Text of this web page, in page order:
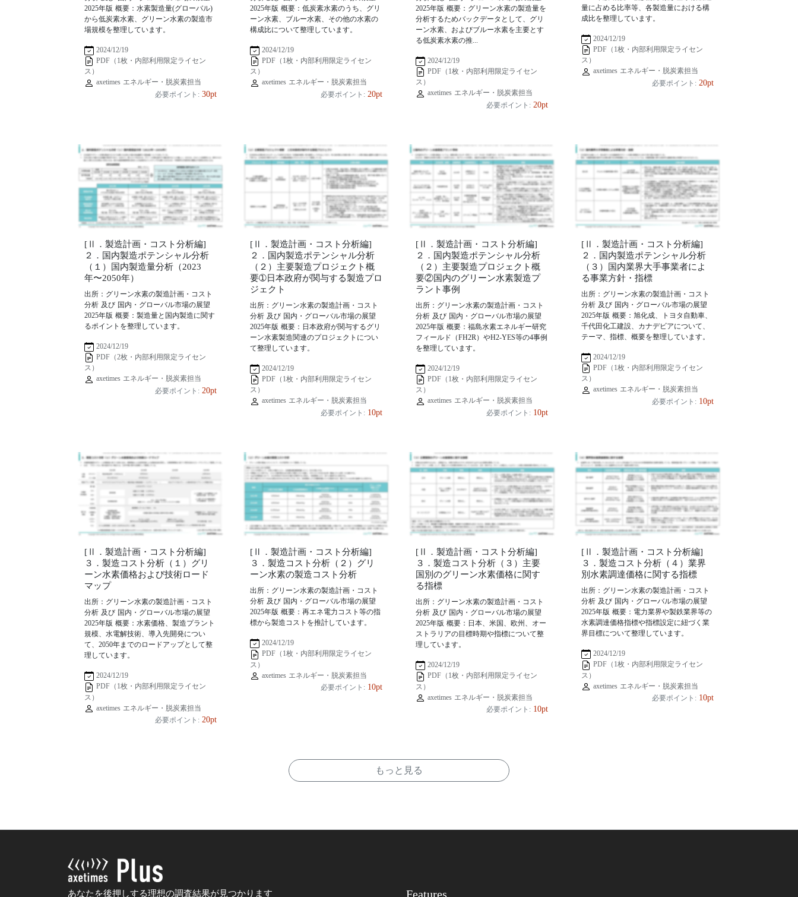
2025年版 概要：水素製造量(グローバル)
から低炭素水素、グリーン水素の製造市
場規模を整理しています。
2024/12/19
PDF（1枚・内部利用限定ライセン
ス）
axetimes エネルギー・脱炭素担当
必要ポイント: 30pt
2025年版 概要：低炭素水素のうち、グリ
ーン水素、ブルー水素、その他の水素の
構成比について整理しています。
2024/12/19
PDF（1枚・内部利用限定ライセン
ス）
axetimes エネルギー・脱炭素担当
必要ポイント: 20pt
2025年版 概要：グリーン水素の製造量を
分析するためバックデータとして、グリ
ーン水素、およびブルー水素を主要とす
る低炭素水素の推...
2024/12/19
PDF（1枚・内部利用限定ライセン
ス）
axetimes エネルギー・脱炭素担当
必要ポイント: 20pt
量に占める比率等、各製造量における構
成比を整理しています。
2024/12/19
PDF（1枚・内部利用限定ライセン
ス）
axetimes エネルギー・脱炭素担当
必要ポイント: 20pt
[Ⅱ．製造計画・コスト分析編]
２．国内製造ポテンシャル分析
（１）国内製造量分析（2023
年〜2050年）
出所：グリーン水素の製造計画・コスト
分析 及び 国内・グローバル市場の展望
2025年版 概要：製造量と国内製造に関す
るポイントを整理しています。
2024/12/19
PDF（2枚・内部利用限定ライセン
ス）
axetimes エネルギー・脱炭素担当
必要ポイント: 20pt
[Ⅱ．製造計画・コスト分析編]
２．国内製造ポテンシャル分析
（２）主要製造プロジェクト概
要➀日本政府が関与する製造プロ
ジェクト
出所：グリーン水素の製造計画・コスト
分析 及び 国内・グローバル市場の展望
2025年版 概要：日本政府が関与するグリ
ーン水素製造関連のプロジェクトについ
て整理しています。
2024/12/19
PDF（1枚・内部利用限定ライセン
ス）
axetimes エネルギー・脱炭素担当
必要ポイント: 10pt
[Ⅱ．製造計画・コスト分析編]
２．国内製造ポテンシャル分析
（２）主要製造プロジェクト概
要②国内のグリーン水素製造プ
ラント事例
出所：グリーン水素の製造計画・コスト
分析 及び 国内・グローバル市場の展望
2025年版 概要：福島水素エネルギー研究
フィールド（FH2R）やH2-YES等の4事例
を整理しています。
2024/12/19
PDF（1枚・内部利用限定ライセン
ス）
axetimes エネルギー・脱炭素担当
必要ポイント: 10pt
[Ⅱ．製造計画・コスト分析編]
２．国内製造ポテンシャル分析
（３）国内業界大手事業者によ
る事業方針・指標
出所：グリーン水素の製造計画・コスト
分析 及び 国内・グローバル市場の展望
2025年版 概要：旭化成、トヨタ自動車、
千代田化工建設、カナデビアについて、
テーマ、指標、概要を整理しています。
2024/12/19
PDF（1枚・内部利用限定ライセン
ス）
axetimes エネルギー・脱炭素担当
必要ポイント: 10pt
[Ⅱ．製造計画・コスト分析編]
３．製造コスト分析（１）グリ
ーン水素価格および技術ロード
マップ
出所：グリーン水素の製造計画・コスト
分析 及び 国内・グローバル市場の展望
2025年版 概要：水素価格、製造プラント
規模、水電解技術、導入先開発につい
て、2050年までのロードアップとして整
理しています。
2024/12/19
PDF（1枚・内部利用限定ライセン
ス）
axetimes エネルギー・脱炭素担当
必要ポイント: 20pt
[Ⅱ．製造計画・コスト分析編]
３．製造コスト分析（２）グリ
ーン水素の製造コスト分析
出所：グリーン水素の製造計画・コスト
分析 及び 国内・グローバル市場の展望
2025年版 概要：再エネ電力コスト等の指
標から製造コストを推計しています。
2024/12/19
PDF（1枚・内部利用限定ライセン
ス）
axetimes エネルギー・脱炭素担当
必要ポイント: 10pt
[Ⅱ．製造計画・コスト分析編]
３．製造コスト分析（３）主要
国別のグリーン水素価格に関す
る指標
出所：グリーン水素の製造計画・コスト
分析 及び 国内・グローバル市場の展望
2025年版 概要：日本、米国、欧州、オー
ストラリアの目標時期や指標について整
理しています。
2024/12/19
PDF（1枚・内部利用限定ライセン
ス）
axetimes エネルギー・脱炭素担当
必要ポイント: 10pt
[Ⅱ．製造計画・コスト分析編]
３．製造コスト分析（４）業界
別水素調達価格に関する指標
出所：グリーン水素の製造計画・コスト
分析 及び 国内・グローバル市場の展望
2025年版 概要：電力業界や製鉄業界等の
水素調達価格指標や指標設定に紐づく業
界目標について整理しています。
2024/12/19
PDF（1枚・内部利用限定ライセン
ス）
axetimes エネルギー・脱炭素担当
必要ポイント: 10pt
もっと見る
あなたを後押しする理想の調査結果が見つかります Features